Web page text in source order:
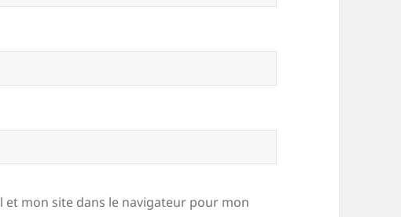
mon site dans le navigateur pour mon